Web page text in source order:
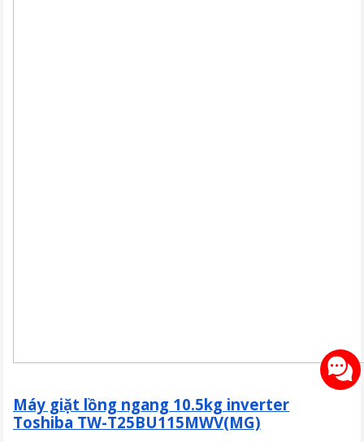
Máy giặt lồng ngang 10.5kg inverter
Toshiba TW-T25BU115MWV(MG)